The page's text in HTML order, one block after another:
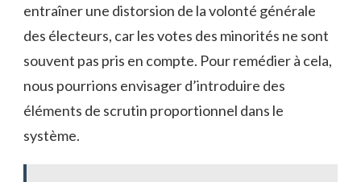
⁣entraîner‍ une distorsion ⁢de la volonté générale
des électeurs, car les votes ⁢des ​minorités​ ne sont
souvent pas pris en compte. Pour remédier à cela,
nous pourrions envisager ⁣d’introduire des
‍éléments de‌ scrutin⁣ proportionnel dans le
‌système.